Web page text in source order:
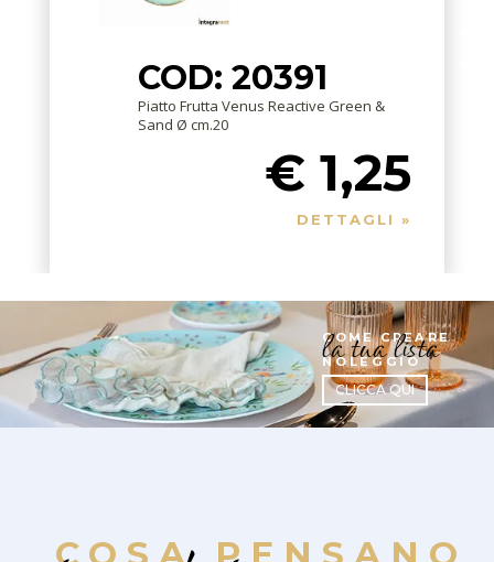
COD: 20391
Piatto Frutta Venus Reactive Green &
Sand Ø cm.20
€ 1,25
DETTAGLI »
COME CREARE
la tua lista
NOLEGGIO
CLICCA QUI